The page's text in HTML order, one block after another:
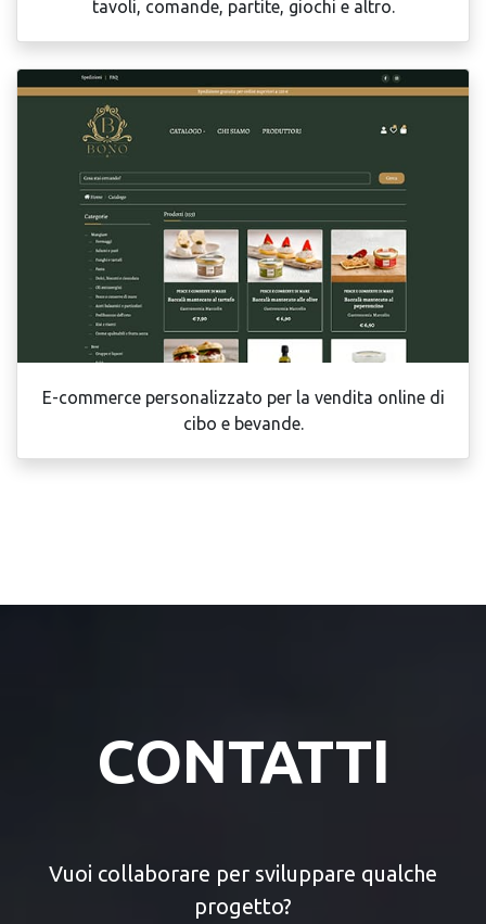
tavoli, comande, partite, giochi e altro.
E-commerce personalizzato per la vendita online di
cibo e bevande.
CONTATTI
Vuoi collaborare per sviluppare qualche
progetto?